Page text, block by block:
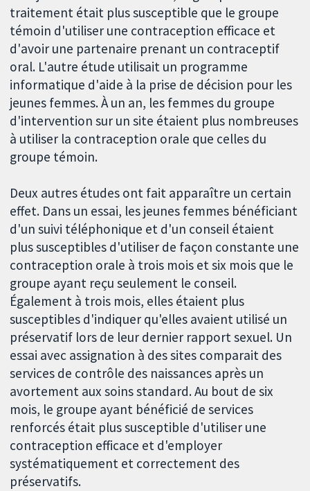
traitement était plus susceptible que le groupe
témoin d'utiliser une contraception efficace et
d'avoir une partenaire prenant un contraceptif
oral. L'autre étude utilisait un programme
informatique d'aide à la prise de décision pour les
jeunes femmes. À un an, les femmes du groupe
d'intervention sur un site étaient plus nombreuses
à utiliser la contraception orale que celles du
groupe témoin.
Deux autres études ont fait apparaître un certain
effet. Dans un essai, les jeunes femmes bénéficiant
d'un suivi téléphonique et d'un conseil étaient
plus susceptibles d'utiliser de façon constante une
contraception orale à trois mois et six mois que le
groupe ayant reçu seulement le conseil.
Également à trois mois, elles étaient plus
susceptibles d'indiquer qu'elles avaient utilisé un
préservatif lors de leur dernier rapport sexuel. Un
essai avec assignation à des sites comparait des
services de contrôle des naissances après un
avortement aux soins standard. Au bout de six
mois, le groupe ayant bénéficié de services
renforcés était plus susceptible d'utiliser une
contraception efficace et d'employer
systématiquement et correctement des
préservatifs.